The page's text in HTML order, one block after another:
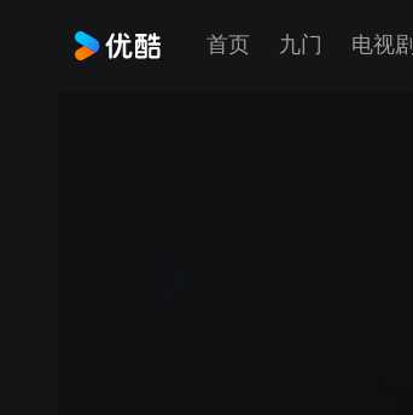
首页 九门 电视剧